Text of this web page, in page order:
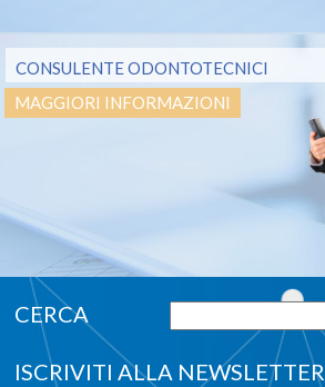
CONSULENTE ODONTOTECNICI
MAGGIORI INFORMAZIONI
ISCRIVITI ALLA NEWSLETTER